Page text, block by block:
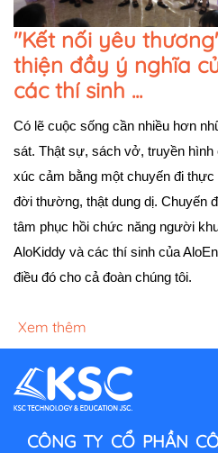
"Kết nối yêu
thiện đầy ý nghĩa
các thí sinh ...
Có lẽ cuộc sống cần nhiều hơn
sát. Thật sự, sách vở, truyền hình
xúc cảm bằng một chuyến đi
đời thường, thật dung dị. Chuyến
tâm phục hồi chức năng người
AloKiddy và các thí sinh của
điều đó cho cả đoàn chúng tôi.
Xem thêm
CÔNG TY CỔ PHẦN